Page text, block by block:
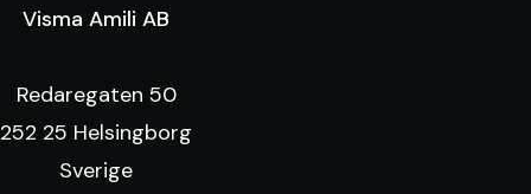
Visma Amili AB
Redaregaten 50
252 25 Helsingborg
Sverige